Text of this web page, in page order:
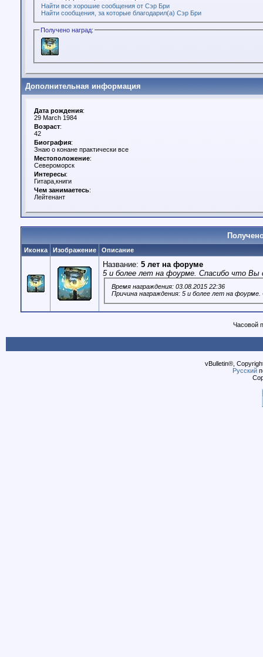
Найти все хорошие сообщения от Сэр Бри
Найти сообщения, за которые благодарил(а) Сэр Бри
Получено наград:
Дополнительная информация
Дата рождения:
29 March 1984
Возраст:
42
Биография:
Знаю о конане практически все
Местоположение:
Североморск
Интересы:
Гитара,книги
Чем занимаетесь:
Лейтенант
Иконка Изображение Описание
Название: 5 лет на форуме
5 и более лет на фоурме. Спасибо что Вы
Время награждения: 03.08.2015 22:36
Причина награждения: 5 и более лет на
Часовой
vBulletin®,
Русский